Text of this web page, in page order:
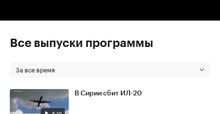
Все выпуски программы
За все время
В Сирии сбит ИЛ-20